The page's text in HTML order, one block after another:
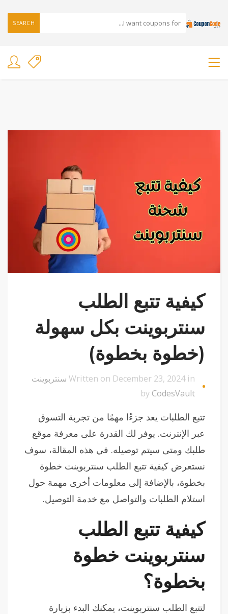
SEARCH
كيفية تتبع الطلب
سنتربوينت بكل سهولة
(خطوة بخطوة)
Written on December 23, 2024 in سنتربوينت
by CodesVault
تتبع الطلبات يعد جزءًا مهمًا من تجربة التسوق
عبر الإنترنت. يوفر لك القدرة على معرفة موقع
طلبك ومتى سيتم توصيله. في هذه المقالة، سوف
نستعرض كيفية تتبع الطلب سنتربوينت خطوة
بخطوة، بالإضافة إلى معلومات أخرى مهمة حول
استلام الطلبات والتواصل مع خدمة التوصيل.
كيفية تتبع الطلب
سنتربوينت خطوة
بخطوة؟
لتتبع الطلب سنتربوينت، يمكنك البدء بزيارة